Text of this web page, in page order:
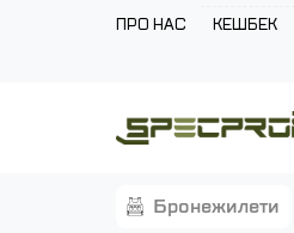
ПРО НАС КЕШБЕК
бронежилети